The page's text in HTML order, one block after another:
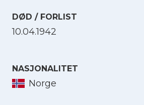
DØD / FORLIST
10.04.1942
NASJONALITET
Norge